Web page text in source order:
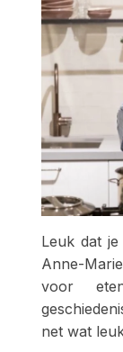
Leuk dat
Anne-
voor
net wat